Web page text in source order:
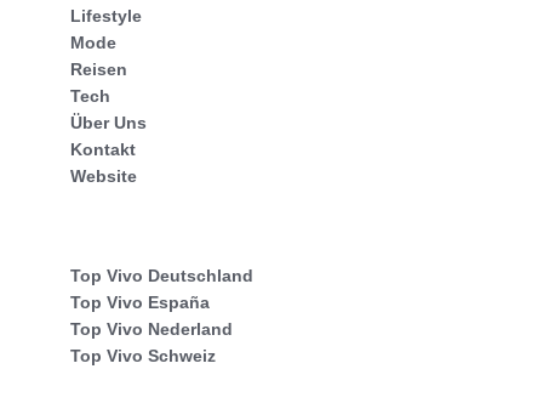
Lifestyle
Mode
Reisen
Tech
Über Uns
Kontakt
Website
Top Vivo Deutschland
Top Vivo España
Top Vivo Nederland
Top Vivo Schweiz